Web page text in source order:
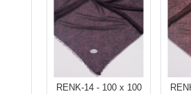
RENK-14 - 100 x 100